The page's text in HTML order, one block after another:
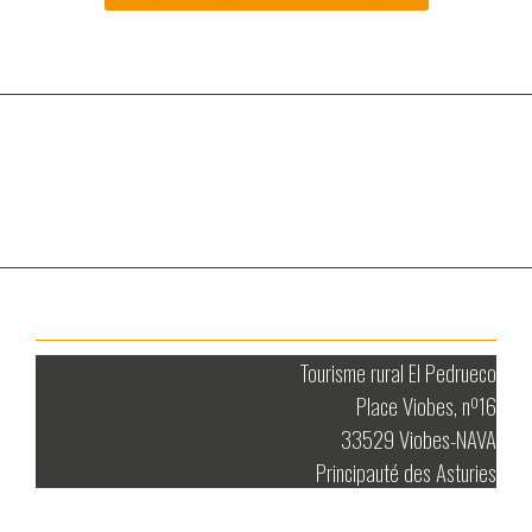
Tourisme rural El Pedrueco
Place Viobes, nº16
33529 Viobes-NAVA
Principauté des Asturies